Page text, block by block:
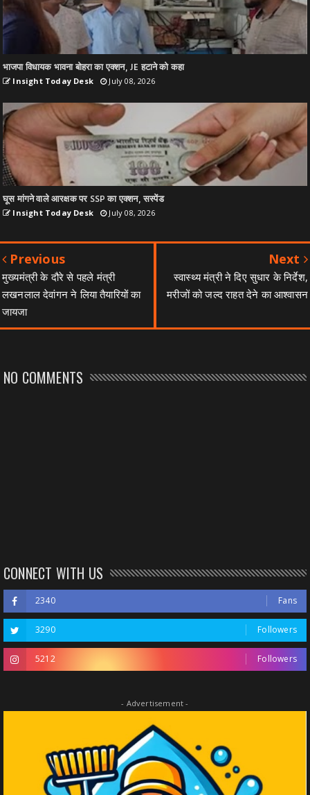
भाजपा विधायक भावना बोहरा का एक्शन, JE हटाने को कहा
Insight Today Desk July 08, 2026
घूस मांगने वाले आरक्षक पर SSP का एक्शन, सस्पेंड
Insight Today Desk July 08, 2026
Previous
मुख्यमंत्री के दौरे से पहले मंत्री
लखनलाल देवांगन ने लिया तैयारियों का
जायजा
Next
स्वास्थ्य मंत्री ने दिए सुधार के निर्देश,
मरीजों को जल्द राहत देने का आश्वासन
NO COMMENTS
CONNECT WITH US
2340 Fans
3290 Followers
5212 Followers
- Advertisement -